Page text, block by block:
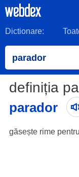
Dictionare:
definiția
parador
găsește rime pentru